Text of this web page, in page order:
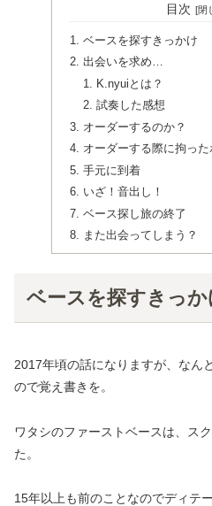
目次
ベースを探すきっかけ
出会いを求め…
K.nyuiとは？
試奏した感想
オーダーするのか？
オーダーする際に拘った
手元に到着
いざ！音出し！
ベース探し旅の終了
また出会ってしまう？
ベースを探すきっか
2017年頃の話になりますが、なん
ので覚え書きを。
ワタシのファーストベースは、ス
た。
15年以上も前のことなのでディテ